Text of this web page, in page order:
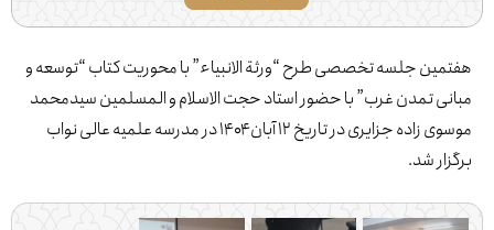
جلسه تخصصی طرح “ورثة الانبیاء” با محوریت کتاب “توسعه و
تمدن غرب” با حضور استاد حجت الاسلام و المسلمین سیدمحمد
موسوی زاده جزایری در تاریخ ۱۲ آبان ۱۴۰۴ در مدرسه علمیه عالی نواب
شد.